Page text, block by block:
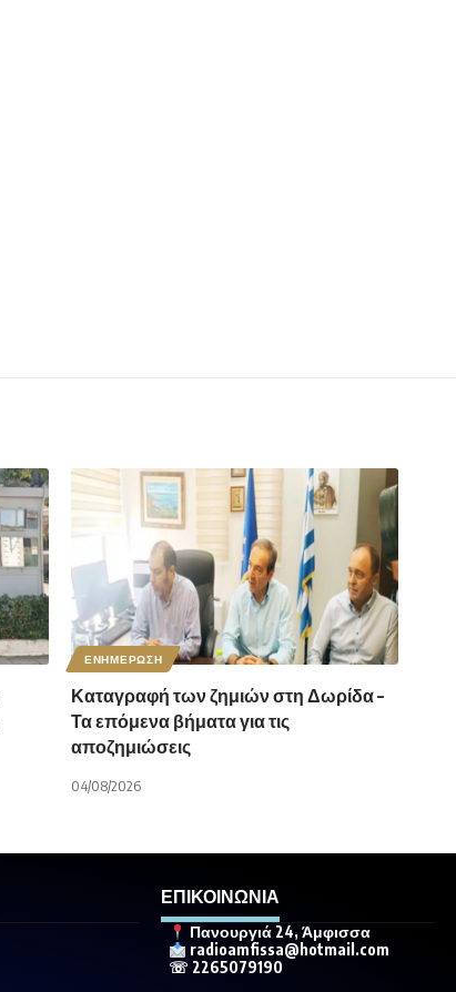
ΕΝΗΜΕΡΩΣΗ
Καταγραφή των ζημιών στη Δωρίδα –
Τα επόμενα βήματα για τις
αποζημιώσεις
04/08/2026
ΕΠΙΚΟΙΝΩΝΙΑ
Πανουργιά 24, Άμφισσα
radioamfissa@hotmail.com
☏ 2265079190